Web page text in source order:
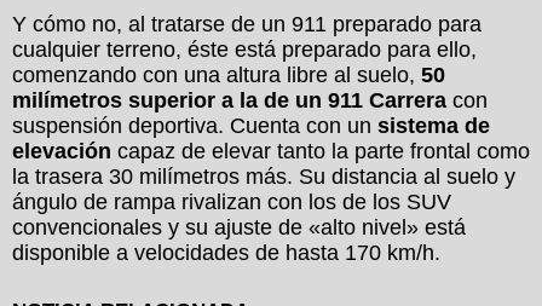
Y cómo no, al tratarse de un 911 preparado para
cualquier terreno, éste está preparado para ello,
comenzando con una altura libre al suelo, 50
milímetros superior a la de un 911 Carrera con
suspensión deportiva. Cuenta con un sistema de
elevación capaz de elevar tanto la parte frontal como
la trasera 30 milímetros más. Su distancia al suelo y
ángulo de rampa rivalizan con los de los SUV
convencionales y su ajuste de «alto nivel» está
disponible a velocidades de hasta 170 km/h.